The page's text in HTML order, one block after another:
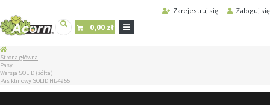
Zarejestruj się Zaloguj się
0,00 zł
STRONA
GŁÓWNA
SERWIS
Strona główna
Pasy
Wersja SOLID (żółta)
Pas klinowy SOLID HL-4955